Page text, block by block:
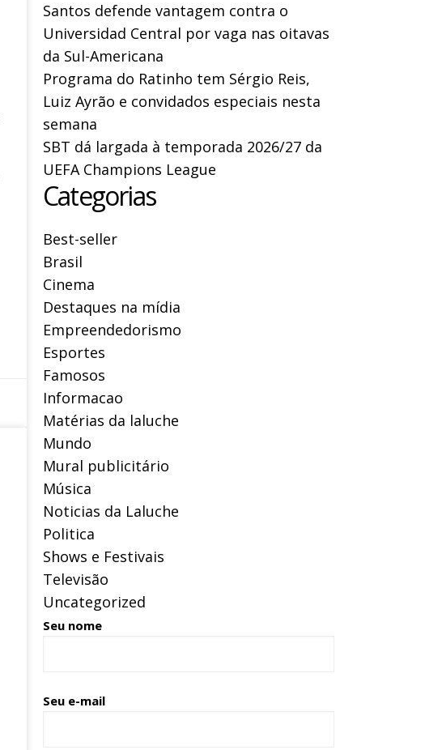
Santos defende vantagem contra o
Universidad Central por vaga nas oitavas
da Sul-Americana
Programa do Ratinho tem Sérgio Reis,
Luiz Ayrão e convidados especiais nesta
semana
SBT dá largada à temporada 2026/27 da
UEFA Champions League
Categorias
Best-seller
Brasil
Cinema
Destaques na mídia
Empreendedorismo
Esportes
Famosos
Informacao
Matérias da laluche
Mundo
Mural publicitário
Música
Noticias da Laluche
Politica
Shows e Festivais
Televisão
Uncategorized
Seu nome
Seu e-mail